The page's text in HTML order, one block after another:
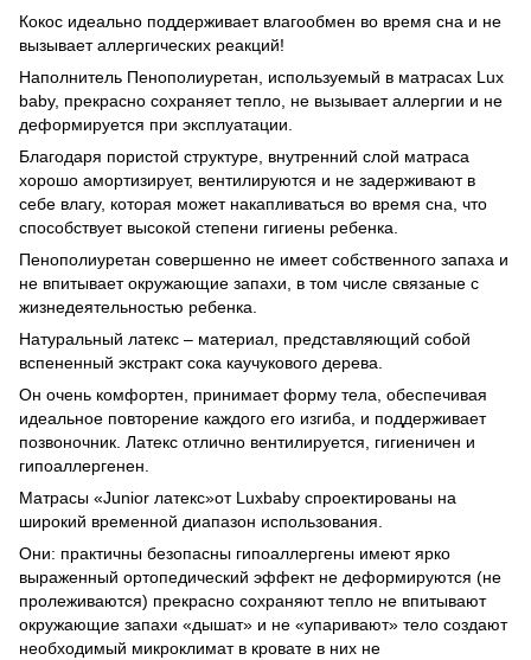
Кокос идеально поддерживает влагообмен во время сна и не
вызывает аллергических реакций!
Наполнитель Пенополиуретан, используемый в матрасах Lux
baby, прекрасно сохраняет тепло, не вызывает аллергии и не
деформируется при эксплуатации.
Благодаря пористой структуре, внутренний слой матраса
хорошо амортизирует, вентилируются и не задерживают в
себе влагу, которая может накапливаться во время сна, что
способствует высокой степени гигиены ребенка.
Пенополиуретан совершенно не имеет собственного запаха и
не впитывает окружающие запахи, в том числе связаные с
жизнедеятельностью ребенка.
Натуральный латекс – материал, представляющий собой
вспененный экстракт сока каучукового дерева.
Он очень комфортен, принимает форму тела, обеспечивая
идеальное повторение каждого его изгиба, и поддерживает
позвоночник. Латекс отлично вентилируется, гигиеничен и
гипоаллергенен.
Матрасы «Junior латекс»от Luxbaby спроектированы на
широкий временной диапазон использования.
Они: практичны безопасны гипоаллергены имеют ярко
выраженный ортопедический эффект не деформируются (не
пролеживаются) прекрасно сохраняют тепло не впитывают
окружающие запахи «дышат» и не «упаривают» тело создают
необходимый микроклимат в кровате в них не